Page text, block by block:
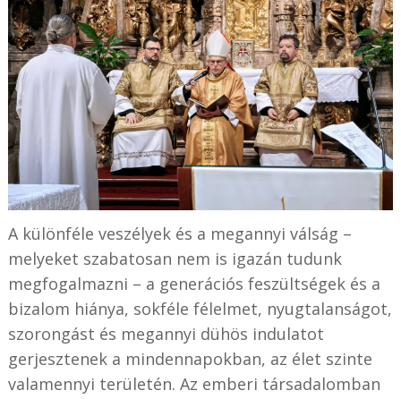
A különféle veszélyek és a megannyi válság –
melyeket szabatosan nem is igazán tudunk
megfogalmazni – a generációs feszültségek és a
bizalom hiánya, sokféle félelmet, nyugtalanságot,
szorongást és megannyi dühös indulatot
gerjesztenek a mindennapokban, az élet szinte
valamennyi területén. Az emberi társadalomban